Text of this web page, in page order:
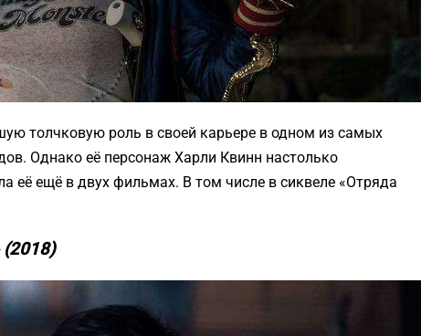
толчковую роль в своей карьере в одном из самых
Однако её персонаж Харли Квинн настолько
её ещё в двух фильмах. В том числе в сиквеле «Отряда